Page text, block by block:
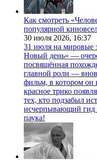
Как смотреть
популярной
30 июля 2026, 16:37
31 июля на мировые
Новый день» —
посвящённая
главной роли —
фильм, в котором он
красное трико
тех, кто подзабыл
исчерпывающий гид
паука!